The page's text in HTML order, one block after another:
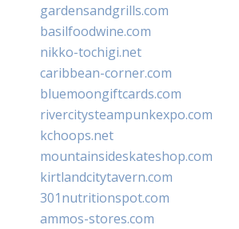
gardensandgrills.com
basilfoodwine.com
nikko-tochigi.net
caribbean-corner.com
bluemoongiftcards.com
rivercitysteampunkexpo.com
kchoops.net
mountainsideskateshop.com
kirtlandcitytavern.com
301nutritionspot.com
ammos-stores.com